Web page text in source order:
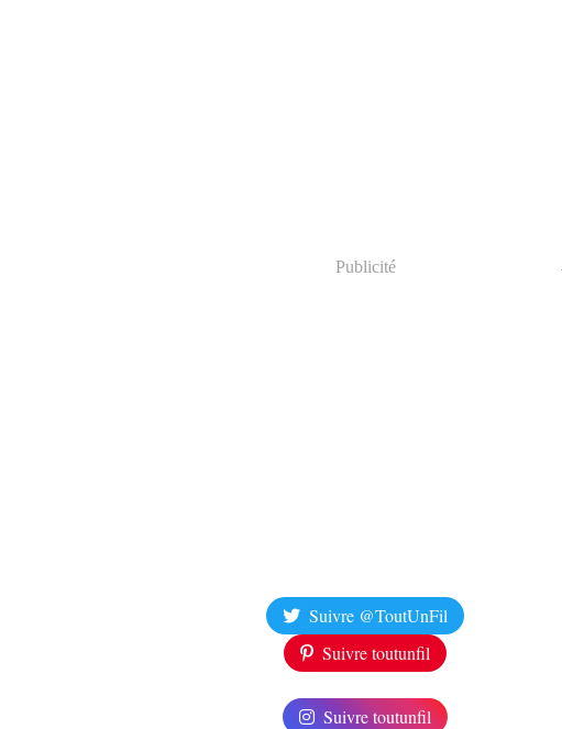
Publicité
Suivre @ToutUnFil
Suivre toutunfil
Suivre toutunfil